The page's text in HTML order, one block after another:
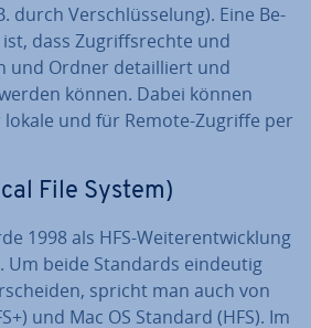
durch Ver­schlüs­se­lung). Eine Be­
dass Zu­griffs­rech­te und
und Ordner de­tail­liert und
können. Dabei können
und für Remote-Zugriffe per
File System)
1998 als HFS-Wei­ter­ent­wick­lung
Um beide Standards eindeutig
spricht man auch von
und Mac OS Standard (HFS). Im